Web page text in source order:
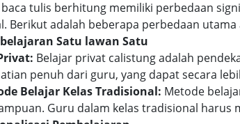
tulis berhitung memiliki perbedaan
Berikut adalah beberapa perbedaan
Satu lawan Satu
Belajar privat calistung adalah
penuh dari guru, yang dapat secara
Belajar Kelas Tradisional: Metode
Guru dalam kelas tradisional harus